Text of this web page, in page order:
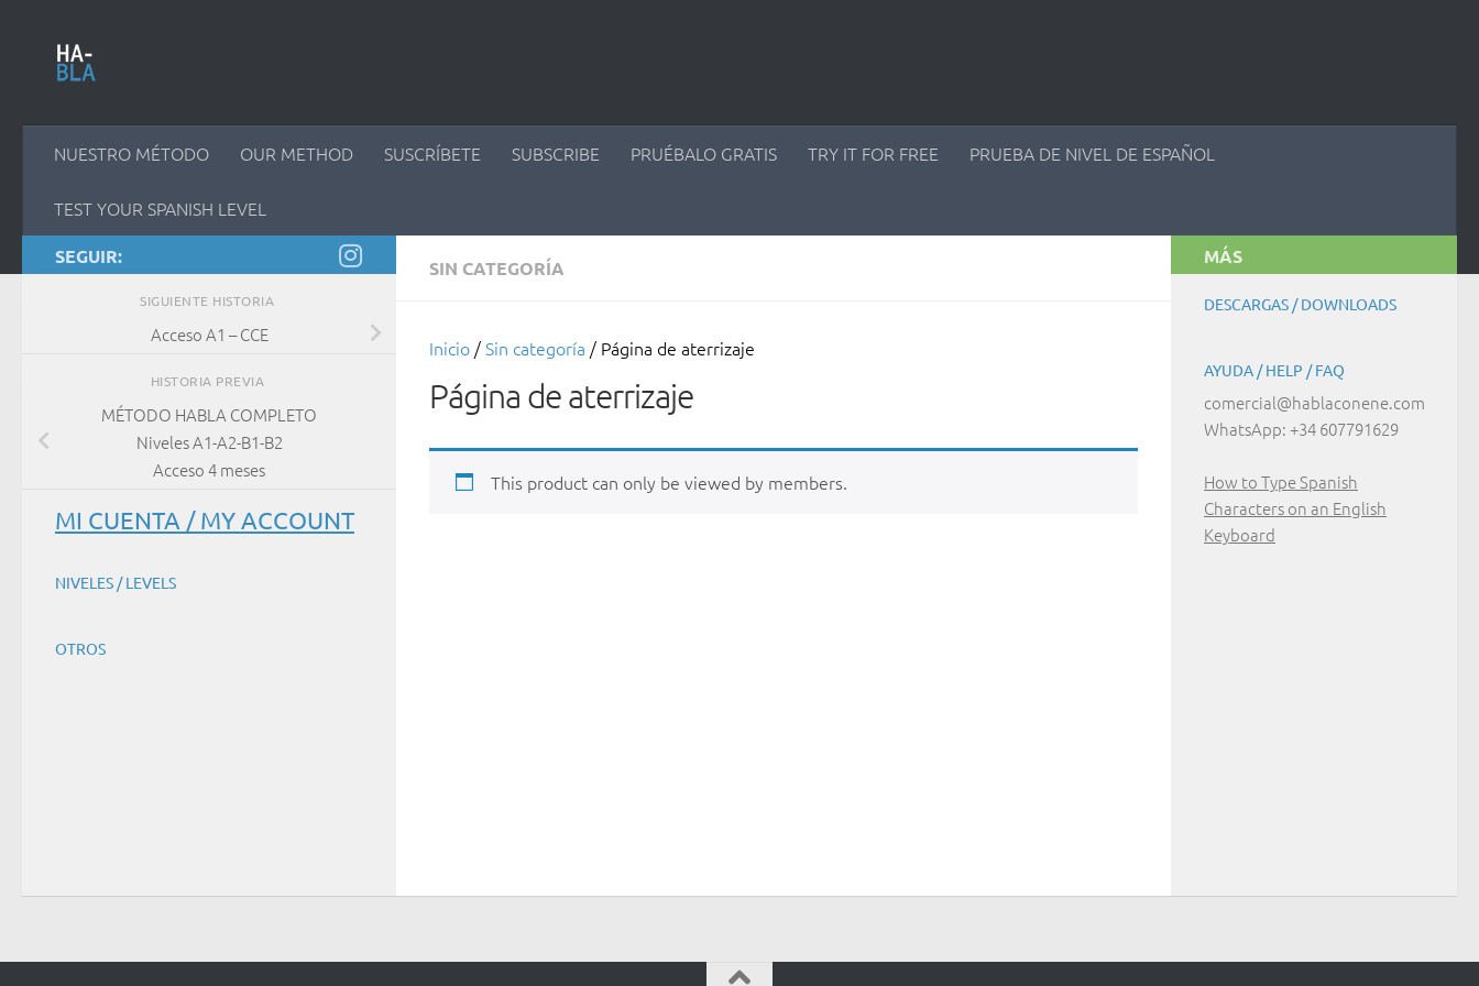
NUESTRO MÉTODO OUR METHOD SUSCRÍBETE SUBSCRIBE PRUÉBALO GRATIS TRY IT FOR FREE PRUEBA DE NIVEL DE ESPAÑOL
TEST YOUR SPANISH LEVEL
SIN CATEGORÍA
Inicio /Sin categoría / Página de aterrizaje
Página de aterrizaje
This product can only be viewed by members.
SEGUIR:
SIGUIENTE HISTORIA
Acceso A1 – CCE
HISTORIA PREVIA
MÉTODO HABLA COMPLETO
Niveles A1-A2-B1-B2
Acceso 4 meses
MI CUENTA / MY ACCOUNT
NIVELES / LEVELS
OTROS
MÁS
DESCARGAS / DOWNLOADS
AYUDA / HELP / FAQ
comercial@hablaconene.com
WhatsApp: +34 607791629
How to Type Spanish
Characters on an English
Keyboard